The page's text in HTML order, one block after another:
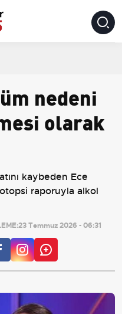
nedeni
olarak
kaybeden Ece
raporuyla alkol
23 Temmuz 2026 - 06:31